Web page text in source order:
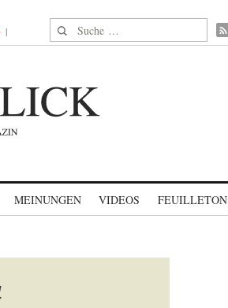
Suche nach:
MEINUNGEN VIDEOS FEUILLETON